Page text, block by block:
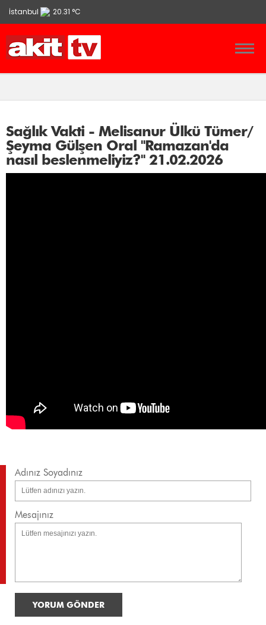
İstanbul 20.31 °C
Ankara 13.9 °C
İzmir 21.86 °C
Sağlık Vakti - Melisanur Ülkü Tümer/
Şeyma Gülşen Oral "Ramazan'da
nasıl beslenmeliyiz?" 21.02.2026
Adınız Soyadınız
Mesajınız
YORUM GÖNDER